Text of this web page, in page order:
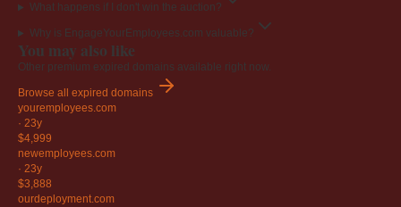
What happens if I don't win the auction?
Why is EngageYourEmployees.com valuable?
You may also like
Other premium expired domains available right now.
Browse all expired domains
youremployees.com
· 23y
$4,999
newemployees.com
· 23y
$3,888
ourdeployment.com